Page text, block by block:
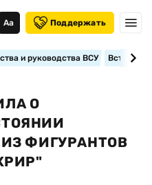
Аа Поддержать
и руководства ВСУ
О
ФИГУРАНТОВ